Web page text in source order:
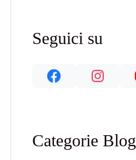
Seguici su
Categorie Blog